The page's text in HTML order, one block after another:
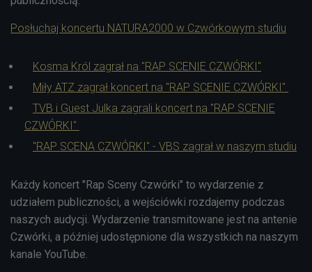
Posłuchaj koncertu NATURA2000 w Czwórkowym studiu
Kosma Król zagrał na "RAP SCENIE CZWÓRKI"
Miły ATZ zagrał koncert na "RAP SCENIE CZWÓRKI"
TVB i Guest Julka zagrali koncert na "RAP SCENIE
CZWÓRKI"
"RAP SCENA CZWÓRKI" - VBS zagrał w naszym studiu
Każdy koncert "Rap Sceny Czwórki" to wydarzenie z
udziałem publiczności, a wejściówki rozdajemy podczas
naszych audycji. Wydarzenie transmitowane jest na antenie
Czwórki, a później udostępnione dla wszystkich na naszym
kanale YouTube.